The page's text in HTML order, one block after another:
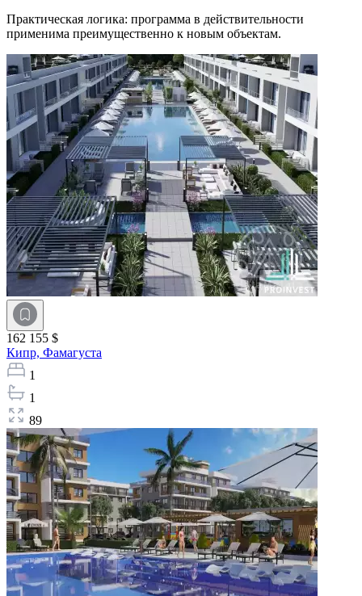
Практическая логика: программа в действительности
применима преимущественно к новым объектам.
162 155 $
Кипр, Фамагуста
1
1
89